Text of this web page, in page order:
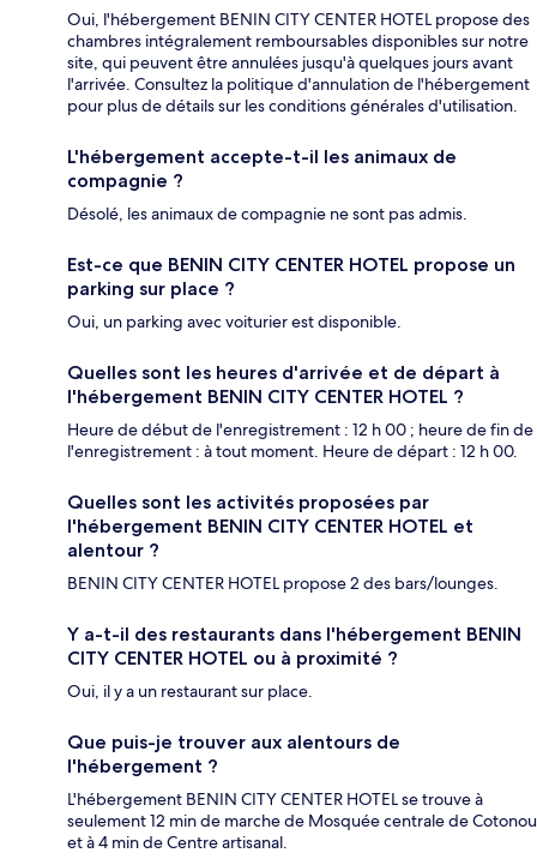
Oui, l'hébergement BENIN CITY CENTER HOTEL propose des
chambres intégralement remboursables disponibles sur notre
site, qui peuvent être annulées jusqu'à quelques jours avant
l'arrivée. Consultez la politique d'annulation de l'hébergement
pour plus de détails sur les conditions générales d'utilisation.
L'hébergement accepte-t-il les animaux de
compagnie ?
Désolé, les animaux de compagnie ne sont pas admis.
Est-ce que BENIN CITY CENTER HOTEL propose un
parking sur place ?
Oui, un parking avec voiturier est disponible.
Quelles sont les heures d'arrivée et de départ à
l'hébergement BENIN CITY CENTER HOTEL ?
Heure de début de l'enregistrement : 12 h 00 ; heure de fin de
l'enregistrement : à tout moment. Heure de départ : 12 h 00.
Quelles sont les activités proposées par
l'hébergement BENIN CITY CENTER HOTEL et
alentour ?
BENIN CITY CENTER HOTEL propose 2 des bars/lounges.
Y a-t-il des restaurants dans l'hébergement BENIN
CITY CENTER HOTEL ou à proximité ?
Oui, il y a un restaurant sur place.
Que puis-je trouver aux alentours de
l'hébergement ?
L'hébergement BENIN CITY CENTER HOTEL se trouve à
seulement 12 min de marche de Mosquée centrale de Cotonou
et à 4 min de Centre artisanal.